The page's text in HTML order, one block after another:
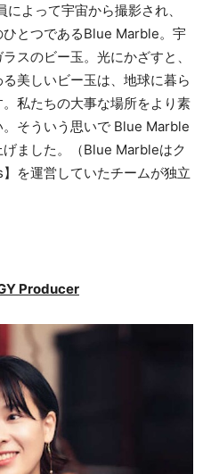
よって宇宙から撮影され、
とつであるBlue Marble。宇
スのビー玉。光にかざすと、
美しいビー玉は、地球に暮ら
私たちの大事な場所をより素
そういう思いで Blue Marble
ました。（Blue Marbleはク
を運営していたチームが独立
Producer